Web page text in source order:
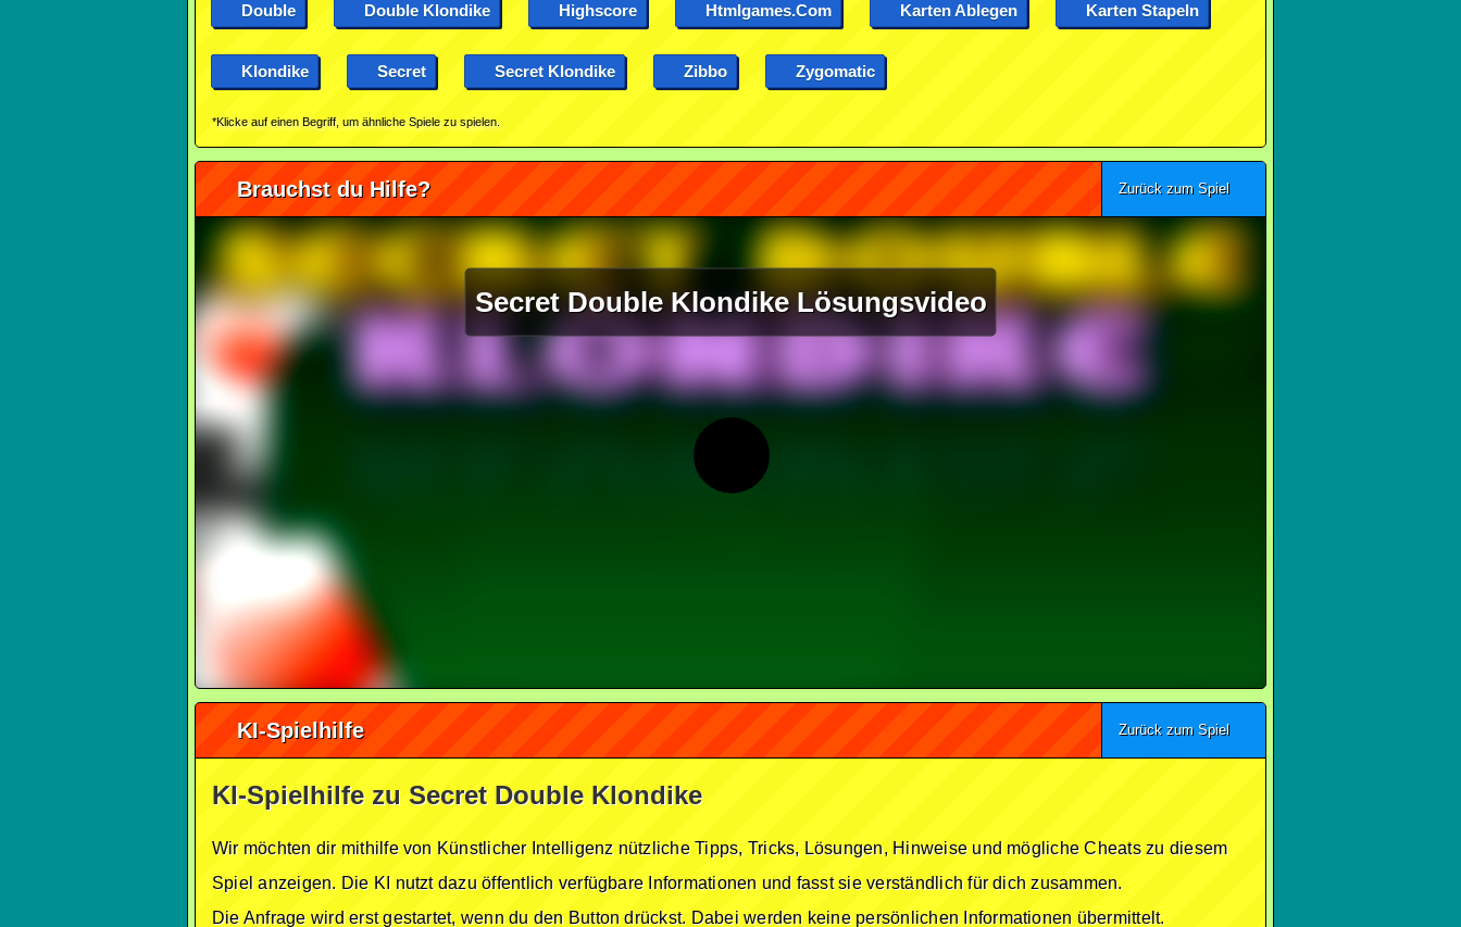
Double Double Klondike Highscore Htmlgames.com Karten Ablegen Karten Stapeln
Klondike Secret Secret Klondike Zibbo Zygomatic
*Klicke auf einen Begriff, um ähnliche Spiele zu spielen.
Brauchst du Hilfe? Zurück zum Spiel
Secret Double Klondike Lösungsvideo
KI-Spielhilfe Zurück zum Spiel
KI-Spielhilfe zu Secret Double Klondike
Wir möchten dir mithilfe von Künstlicher Intelligenz nützliche Tipps, Tricks, Lösungen, Hinweise und mögliche Cheats zu diesem
Spiel anzeigen. Die KI nutzt dazu öffentlich verfügbare Informationen und fasst sie verständlich für dich zusammen.
Die Anfrage wird erst gestartet, wenn du den Button drückst. Dabei werden keine persönlichen Informationen übermittelt.